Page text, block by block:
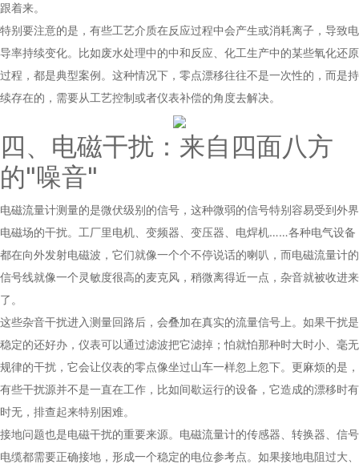
跟着来。
特别要注意的是，有些工艺介质在反应过程中会产生或消耗离子，导致电
导率持续变化。比如废水处理中的中和反应、化工生产中的某些氧化还原
过程，都是典型案例。这种情况下，零点漂移往往不是一次性的，而是持
续存在的，需要从工艺控制或者仪表补偿的角度去解决。
四、电磁干扰：来自四面八方
的"噪音"
电磁流量计测量的是微伏级别的信号，这种微弱的信号特别容易受到外界
电磁场的干扰。工厂里电机、变频器、变压器、电焊机……各种电气设备
都在向外发射电磁波，它们就像一个个不停说话的喇叭，而电磁流量计的
信号线就像一个灵敏度很高的麦克风，稍微离得近一点，杂音就被收进来
了。
这些杂音干扰进入测量回路后，会叠加在真实的流量信号上。如果干扰是
稳定的还好办，仪表可以通过滤波把它滤掉；怕就怕那种时大时小、毫无
规律的干扰，它会让仪表的零点像坐过山车一样忽上忽下。更麻烦的是，
有些干扰源并不是一直在工作，比如间歇运行的设备，它造成的漂移时有
时无，排查起来特别困难。
接地问题也是电磁干扰的重要来源。电磁流量计的传感器、转换器、信号
电缆都需要正确接地，形成一个稳定的电位参考点。如果接地电阻过大、